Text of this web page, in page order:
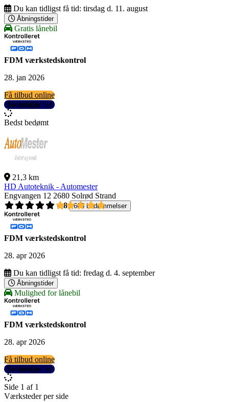
Du kan tidligst få tid: tirsdag d. 11. august
Åbningstider
Gratis lånebil
FDM værkstedskontrol
28. jan 2026
Få tilbud online
Se detaljer
Bedst bedømt
21,3 km
HD Autoteknik - Automester
Engvangen 12 2680 Solrød Strand
4,8
668 bedømmelser
FDM værkstedskontrol
28. apr 2026
Du kan tidligst få tid: fredag d. 4. september
Åbningstider
Mulighed for lånebil
FDM værkstedskontrol
28. apr 2026
Få tilbud online
Se detaljer
Side 1 af 1
Værksteder per side